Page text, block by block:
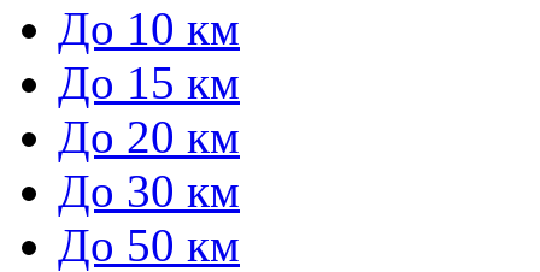
До 10 км
До 15 км
До 20 км
До 30 км
До 50 км